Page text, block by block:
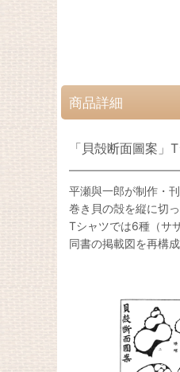
商品詳細
「貝殻断面圖案」
平瀬與一郎が制作・
巻き貝の殻を縦に切
Tシャツでは6種（サ
同書の掲載図を再構